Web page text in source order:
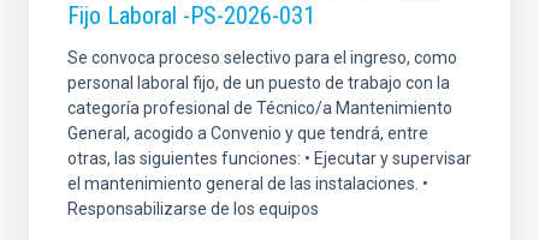
Fijo Laboral -PS-2026-031
Se convoca proceso selectivo para el ingreso, como
personal laboral fijo, de un puesto de trabajo con la
categoría profesional de Técnico/a Mantenimiento
General, acogido a Convenio y que tendrá, entre
otras, las siguientes funciones: • Ejecutar y supervisar
el mantenimiento general de las instalaciones. •
Responsabilizarse de los equipos